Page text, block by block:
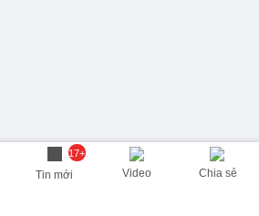
17+
Tin mới Video Chia sẻ